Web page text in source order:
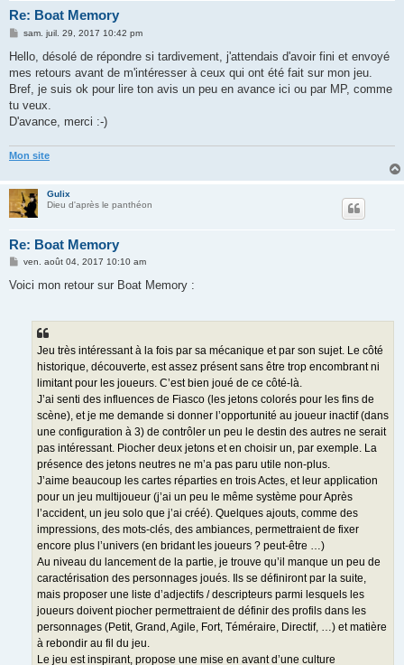
Re: Boat Memory
M
s
a
g
sam. juil. 29, 2017 10:42 pm
Hello, désolé de répondre si tardivement, j'attendais d'avoir fini et envoyé
mes retours avant de m'intéresser à ceux qui ont été fait sur mon jeu.
Bref, je suis ok pour lire ton avis un peu en avance ici ou par MP, comme
tu veux.
D'avance, merci :-)
Mon site
Gulix
Dieu d'après le panthéon
Re: Boat Memory
M
s
ven. août 04, 2017 10:10 am
Voici mon retour sur Boat Memory :
Jeu très intéressant à la fois par sa mécanique et par son sujet. Le côté
historique, découverte, est assez présent sans être trop encombrant ni
limitant pour les joueurs. C’est bien joué de ce côté-là.
J’ai senti des influences de Fiasco (les jetons colorés pour les fins de
scène), et je me demande si donner l’opportunité au joueur inactif (dans
une configuration à 3) de contrôler un peu le destin des autres ne serait
pas intéressant. Piocher deux jetons et en choisir un, par exemple. La
présence des jetons neutres ne m’a pas paru utile non-plus.
J’aime beaucoup les cartes réparties en trois Actes, et leur application
pour un jeu multijoueur (j’ai un peu le même système pour Après
l’accident, un jeu solo que j’ai créé). Quelques ajouts, comme des
impressions, des mots-clés, des ambiances, permettraient de fixer
encore plus l’univers (en bridant les joueurs ? peut-être …)
Au niveau du lancement de la partie, je trouve qu’il manque un peu de
caractérisation des personnages joués. Ils se définiront par la suite,
mais proposer une liste d’adjectifs / descripteurs parmi lesquels les
joueurs doivent piocher permettraient de définir des profils dans les
personnages (Petit, Grand, Agile, Fort, Téméraire, Directif, …) et matière
à rebondir au fil du jeu.
Le jeu est inspirant, propose une mise en avant d’une culture